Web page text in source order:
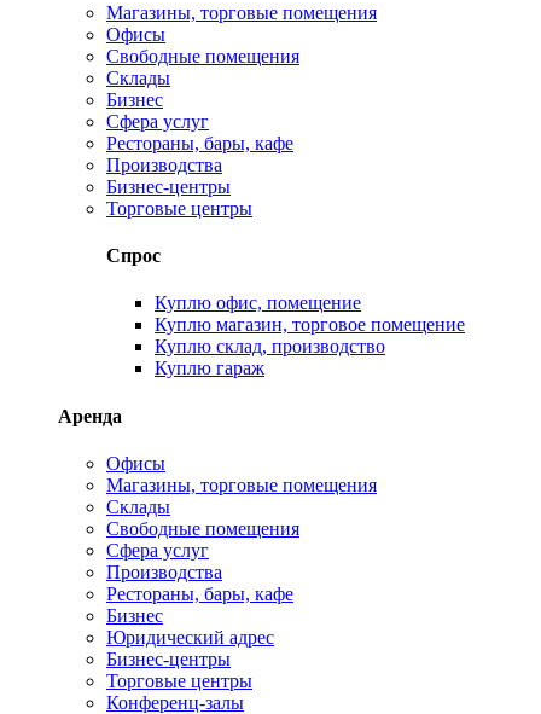
Магазины, торговые помещения
Офисы
Свободные помещения
Склады
Бизнес
Сфера услуг
Рестораны, бары, кафе
Производства
Бизнес-центры
Торговые центры
Спрос
Куплю офис, помещение
Куплю магазин, торговое помещение
Куплю склад, производство
Куплю гараж
Аренда
Офисы
Магазины, торговые помещения
Склады
Свободные помещения
Сфера услуг
Производства
Рестораны, бары, кафе
Бизнес
Юридический адрес
Бизнес-центры
Торговые центры
Конференц-залы